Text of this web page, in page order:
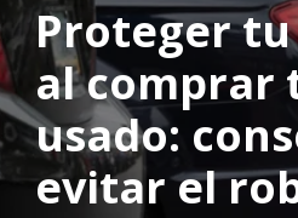
Proteger
al comprar
usado:
evitar el